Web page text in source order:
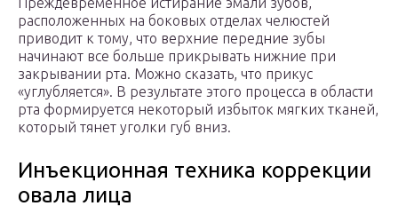
расположенных на боковых отделах челюстей
приводит к тому, что верхние передние зубы
начинают все больше прикрывать нижние при
закрывании рта. Можно сказать, что прикус
«углубляется». В результате этого процесса в области
рта формируется некоторый избыток мягких тканей,
который тянет уголки губ вниз.
Инъекционная техника коррекции
овала лица